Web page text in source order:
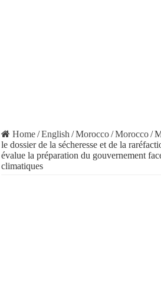
Home/English /Morocco/Morocco/
le dossier de la sécheresse et de la
évalue la préparation du gouvernement
climatiques